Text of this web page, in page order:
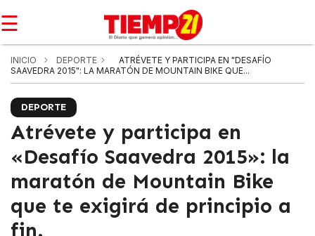
☰
INICIO DEPORTE
ATRÉVETE Y PARTICIPA EN "DESAFÍO
SAAVEDRA 2015": LA MARATÓN DE MOUNTAIN BIKE QUE...
DEPORTE
Atrévete y participa en
«Desafío Saavedra 2015»: la
maratón de Mountain Bike
que te exigirá de principio a
fin.